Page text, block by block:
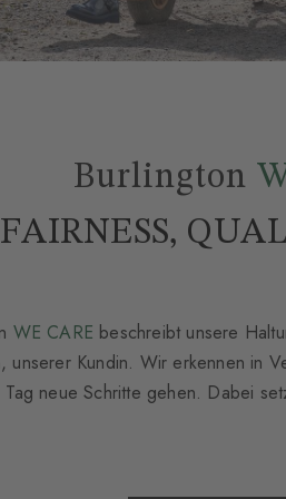
Burlington
WE CARE beschreibt unsere
Kundin. Wir erkennen in
Tag neue Schritte gehen. Dabei